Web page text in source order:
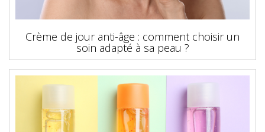
Crème de jour anti-âge : comment choisir un
soin adapté à sa peau ?